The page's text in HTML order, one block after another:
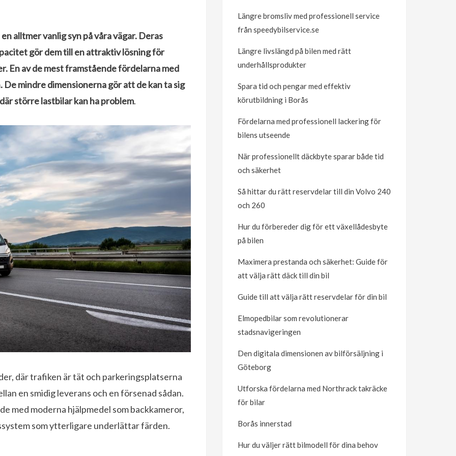
alltmer vanlig syn på våra vägar. Deras
gör dem till en attraktiv lösning för
En av de mest framstående fördelarna med
mindre dimensionerna gör att de kan ta sig
större lastbilar kan ha problem.
där trafiken är tät och parkeringsplatserna
en smidig leverans och en försenad sådan.
med moderna hjälpmedel som backkameror,
som ytterligare underlättar färden.
Längre bromsliv med professionell service
från speedybilservice.se
Längre livslängd på bilen med rätt
underhållsprodukter
Spara tid och pengar med effektiv
körutbildning i Borås
Fördelarna med professionell lackering för
bilens utseende
När professionellt däckbyte sparar både tid
och säkerhet
Så hittar du rätt reservdelar till din Volvo 240
och 260
Hur du förbereder dig för ett växellådesbyte
på bilen
Maximera prestanda och säkerhet: Guide för
att välja rätt däck till din bil
Guide till att välja rätt reservdelar för din bil
Elmopedbilar som revolutionerar
stadsnavigeringen
Den digitala dimensionen av bilförsäljning i
Göteborg
Utforska fördelarna med Northrack takräcke
för bilar
Borås innerstad
Hur du väljer rätt bilmodell för dina behov